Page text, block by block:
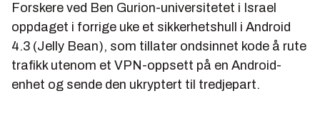
Forskere ved Ben Gurion-universitetet i Israel
oppdaget i forrige uke et sikkerhetshull i Android
4.3 (Jelly Bean), som tillater ondsinnet kode å rute
trafikk utenom et VPN-oppsett på en Android-
enhet og sende den ukryptert til tredjepart.